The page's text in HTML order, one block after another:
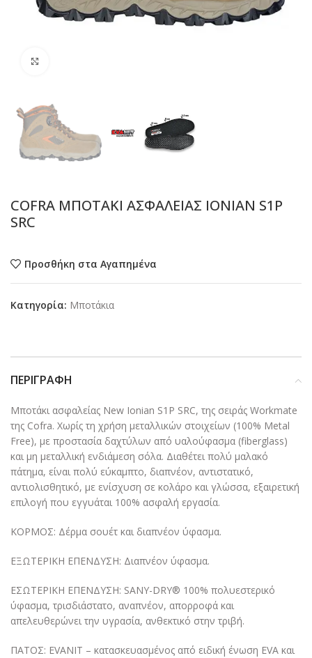
COFRA ΜΠΟΤΑΚΙ ΑΣΦΑΛΕΙΑΣ IONIAN S1P
SRC
Προσθήκη στα Αγαπημένα
Κατηγορία: Μποτάκια
ΠΕΡΙΓΡΑΦΉ
Μποτάκι ασφαλείας New Ionian S1P SRC, της σειράς Workmate
της Cofra. Χωρίς τη χρήση μεταλλικών στοιχείων (100% Metal
Free), με προστασία δαχτύλων από υαλούφασμα (fiberglass)
και μη μεταλλική ενδιάμεση σόλα. Διαθέτει πολύ μαλακό
πάτημα, είναι πολύ εύκαμπτο, διαπνέον, αντιστατικό,
αντιολισθητικό, με ενίσχυση σε κολάρο και γλώσσα, εξαιρετική
επιλογή που εγγυάται 100% ασφαλή εργασία.
ΚΟΡΜΟΣ: Δέρμα σουέτ και διαπνέον ύφασμα.
ΕΞΩΤΕΡΙΚΗ ΕΠΕΝΔΥΣΗ: Διαπνέον ύφασμα.
ΕΣΩΤΕΡΙΚΗ ΕΠΕΝΔΥΣΗ: SANY-DRY® 100% πολυεστερικό
ύφασμα, τρισδιάστατο, αναπνέον, απορροφά και
απελευθερώνει την υγρασία, ανθεκτικό στην τριβή.
ΠΑΤΟΣ: EVANIT – κατασκευασμένος από ειδική ένωση EVA και